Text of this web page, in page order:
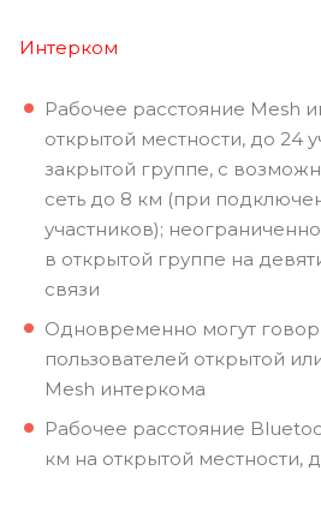
Интерком
Рабочее расстояние Mesh
открытой местности, до 24
закрытой группе, с
сеть до 8 км (при
участников);
в открытой группе на
связи
Одновременно могут
пользователей открытой
Mesh интеркома
Рабочее расстояние
км на открытой местности,